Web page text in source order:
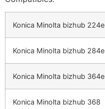
Konica Minolta bizhub 224e
Konica Minolta bizhub 284e
Konica Minolta bizhub 364e
Konica Minolta bizhub 368